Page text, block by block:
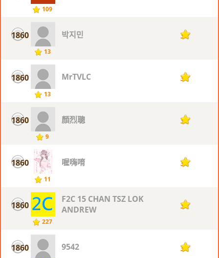
109
1860
13
박지민 3
1860
13
MrTVLC 3
1860
9
顏烈聰 3
1860
11
喔嗨唷 3
1860
227
F2C 15 CHAN TSZ LOK
ANDREW
3
1860 9542 3